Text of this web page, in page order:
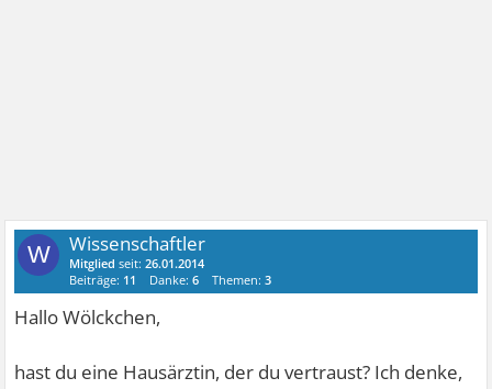
W Wissenschaftler
Mitglied seit:26.01.2014
Beiträge: 11 Danke:6 Themen:3
Hallo Wölckchen,
hast du eine Hausärztin, der du vertraust? Ich denke,